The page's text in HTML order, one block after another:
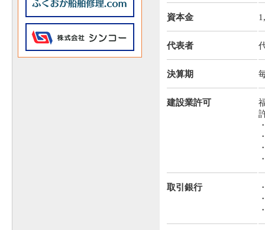
資本金
代表者
決算期
建設業許可
取引銀行